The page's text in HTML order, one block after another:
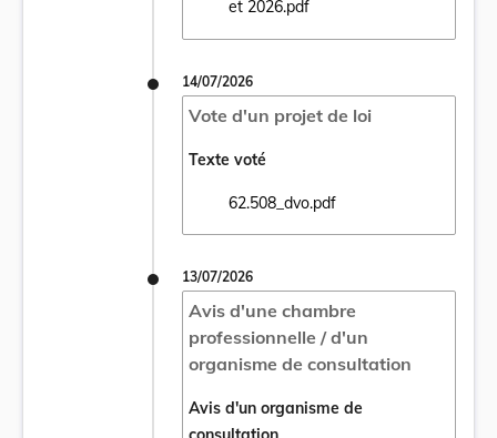
et 2026.pdf
14/07/2026
Vote d'un projet de loi
Texte voté
62.508_dvo.pdf
Ouvrir le document 62.508_dvo.pdf dans
13/07/2026
Avis d'une chambre
professionnelle / d'un
organisme de consultation
Avis d'un organisme de